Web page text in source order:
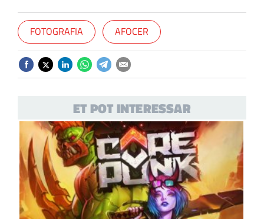
FOTOGRAFIA AFOCER
ET POT INTERESSAR